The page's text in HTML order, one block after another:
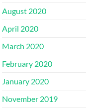
August 2020
April 2020
March 2020
February 2020
January 2020
November 2019